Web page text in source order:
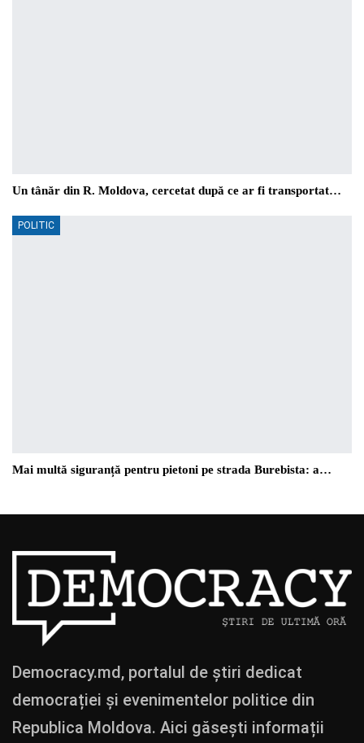
Un tânăr din R. Moldova, cercetat după ce ar fi transportat…
POLITIC
Mai multă siguranță pentru pietoni pe strada Burebista: a…
Democracy.md, portalul de știri dedicat
democrației și evenimentelor politice din
Republica Moldova. Aici găsești informații